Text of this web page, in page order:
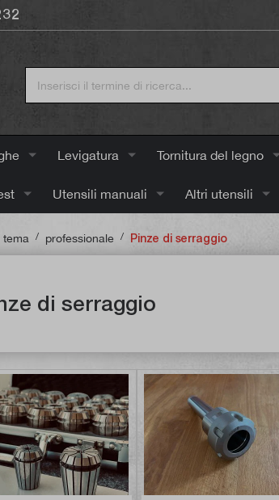
Levigatura Tornitura del legno
Utensili manuali Altri utensili
tema / professionale / Pinze di serraggio
di serraggio